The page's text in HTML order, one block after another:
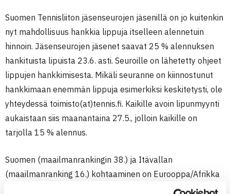
Suomen Tennisliiton jäsenseurojen jäsenillä on jo kuitenkin
nyt mahdollisuus hankkia lippuja itselleen alennetuin
hinnoin. Jäsenseurojen jäsenet saavat 25 % alennuksen
hankituista lipuista 23.6. asti. Seuroille on lähetetty ohjeet
lippujen hankkimisesta. Mikäli seuranne on kiinnostunut
hankkimaan enemmän lippuja esimerkiksi keskitetysti, ole
yhteydessä toimisto(at)tennis.fi. Kaikille avoin lipunmyynti
aukaistaan siis maanantaina 27.5., jolloin kaikille on
tarjolla 15 % alennus.
Suomen (maailmanrankingin 38.) ja Itävallan
(maailmanranking 16.) kohtaaminen on Eurooppa/Afrikka
I-ryhmän ottelu. Otteluparissa pelataan ensimmäisenä